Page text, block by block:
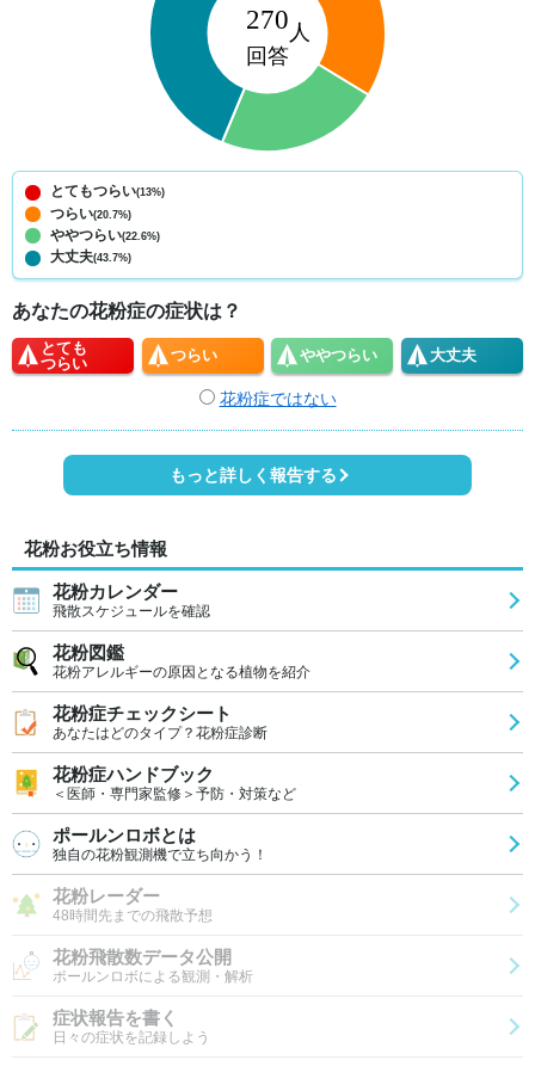
とてもつらい(13%)
つらい(20.7%)
ややつらい(22.6%)
大丈夫(43.7%)
あなたの花粉症の症状は？
とても
つらい
つらい ややつらい 大丈夫
花粉症ではない
もっと詳しく報告する
花粉お役立ち情報
花粉カレンダー
飛散スケジュールを確認
花粉図鑑
花粉アレルギーの原因となる植物を紹介
花粉症チェックシート
あなたはどのタイプ？花粉症診断
花粉症ハンドブック
＜医師・専門家監修＞予防・対策など
ポールンロボとは
独自の花粉観測機で立ち向かう！
花粉レーダー
48時間先までの飛散予想
花粉飛散数データ公開
ポールンロボによる観測・解析
症状報告を書く
日々の症状を記録しよう